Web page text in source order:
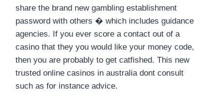
share the brand new gambling establishment
password with others � which includes guidance
agencies. If you ever score a contact out of a
casino that they you would like your money code,
then you are probably to get catfished. This new
trusted online casinos in australia dont consult
such as for instance advice.